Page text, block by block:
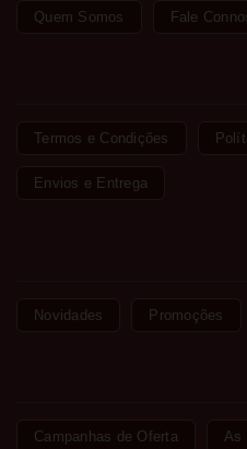
Quem Somos Fale
Termos e Condições
Envios e Entrega
Novidades Promoções
Campanhas de Oferta As